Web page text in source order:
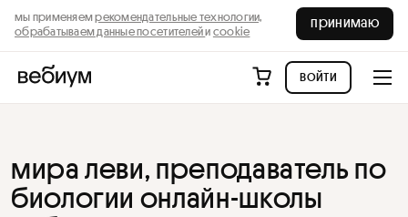
мы применяемрекомендательные технологии,
обрабатываем данные посетителейи cookie
принимаю
войти
мира леви, преподаватель по
биологии онлайн-школы